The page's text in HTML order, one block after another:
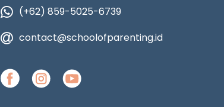
(+62) 859-5025-6739
contact@schoolofparenting.id